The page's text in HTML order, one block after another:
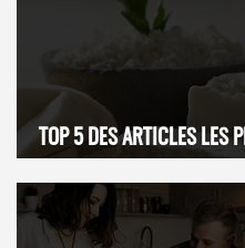
TOP 5 DES ARTICLES LES